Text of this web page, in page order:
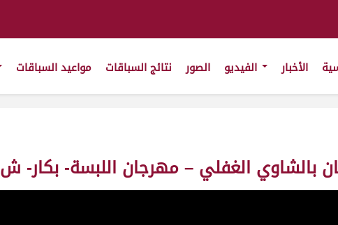
الأخبار الصور نتائج السباقات مواعيد السباقات
الغفلي – مهرجان اللبسة- بكار- ش2 ت 13:06:01